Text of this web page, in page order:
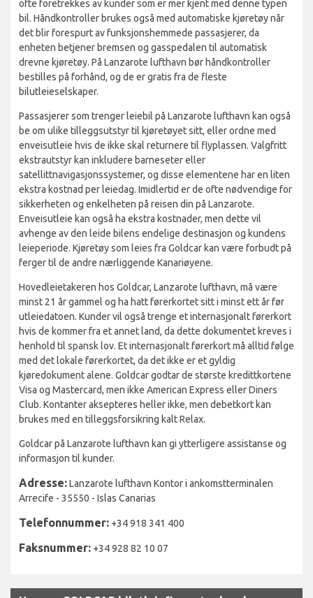
ofte foretrekkes av kunder som er mer kjent med denne typen
bil. Håndkontroller brukes også med automatiske kjøretøy når
det blir forespurt av funksjonshemmede passasjerer, da
enheten betjener bremsen og gasspedalen til automatisk
drevne kjøretøy. På Lanzarote lufthavn bør håndkontroller
bestilles på forhånd, og de er gratis fra de fleste
bilutleieselskaper.
Passasjerer som trenger leiebil på Lanzarote lufthavn kan også
be om ulike tilleggsutstyr til kjøretøyet sitt, eller ordne med
enveisutleie hvis de ikke skal returnere til flyplassen. Valgfritt
ekstrautstyr kan inkludere barneseter eller
satellittnavigasjonssystemer, og disse elementene har en liten
ekstra kostnad per leiedag. Imidlertid er de ofte nødvendige for
sikkerheten og enkelheten på reisen din på Lanzarote.
Enveisutleie kan også ha ekstra kostnader, men dette vil
avhenge av den leide bilens endelige destinasjon og kundens
leieperiode. Kjøretøy som leies fra Goldcar kan være forbudt på
ferger til de andre nærliggende Kanariøyene.
Hovedleietakeren hos Goldcar, Lanzarote lufthavn, må være
minst 21 år gammel og ha hatt førerkortet sitt i minst ett år før
utleiedatoen. Kunder vil også trenge et internasjonalt førerkort
hvis de kommer fra et annet land, da dette dokumentet kreves i
henhold til spansk lov. Et internasjonalt førerkort må alltid følge
med det lokale førerkortet, da det ikke er et gyldig
kjøredokument alene. Goldcar godtar de største kredittkortene
Visa og Mastercard, men ikke American Express eller Diners
Club. Kontanter aksepteres heller ikke, men debetkort kan
brukes med en tilleggsforsikring kalt Relax.
Goldcar på Lanzarote lufthavn kan gi ytterligere assistanse og
informasjon til kunder.
Adresse:Lanzarote lufthavn Kontor i ankomstterminalen
Arrecife - 35550 - Islas Canarias
Telefonnummer: +34 918 341 400
Faksnummer: +34 928 82 10 07